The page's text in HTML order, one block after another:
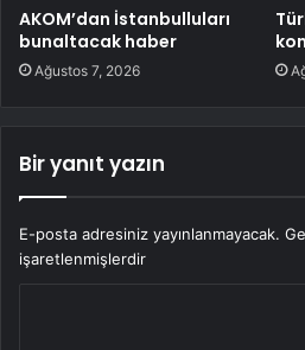
AKOM’dan İstanbulluları
bunaltacak haber
Ağustos 7, 2026
Bir yanıt yazın
E-posta adresiniz yayınlanmayacak.
işaretlenmişlerdir